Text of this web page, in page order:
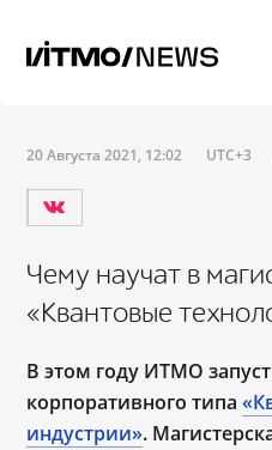
20 Августа 2021, 12:02 UTC+3
Чему научат в
«Квантовые
В этом году ИТМО
корпоративного типа
индустрии».